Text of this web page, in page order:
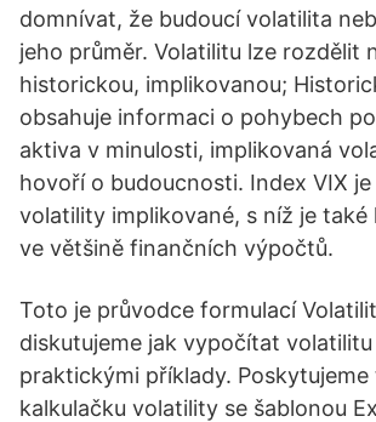
domnívat, že budoucí volatilita
jeho průměr. Volatilitu lze rozdělit
historickou, implikovanou;
obsahuje informaci o pohybech
aktiva v minulosti, implikovaná
hovoří o budoucnosti. Index VIX
volatility implikované, s níž je také
ve většině finančních výpočtů.
Toto je průvodce formulací
diskutujeme jak vypočítat volatilitu
praktickými příklady. Poskytujeme
kalkulačku volatility se šablonou